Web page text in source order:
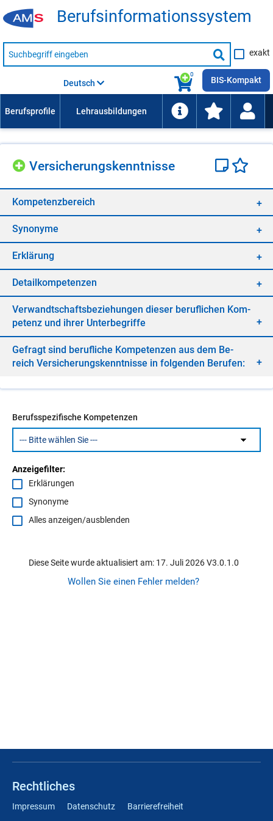
Be­rufs­in­for­ma­ti­ons­sys­tem
Suche
nach
Suche
starten
exakt
0
Deutsch BIS-Kompakt
Ver­si­che­rungs­kennt­nis­se
Kom­pe­tenz­be­reich
Syn­ony­me
Er­klä­rung
De­tail­kom­pe­ten­zen
Ver­wandt­schafts­be­zie­hun­gen die­ser be­ruf­li­chen Kom­
pe­tenz und ih­rer Un­ter­be­grif­fe
Ge­fragt sind be­ruf­li­che Kom­pe­ten­zen aus dem Be­
reich Ver­si­che­rungs­kennt­nis­se in fol­gen­den Be­ru­fen:
Berufsspezifische Kompetenzen
Anzeigefilter:
Erklärungen
Synonyme
Alles anzeigen/ausblenden
Diese Seite wurde aktualisiert am: 17. Juli 2026 V3.0.1.0
Wollen Sie einen Fehler melden?
Rechtliches
Impressum Datenschutz Barrierefreiheit